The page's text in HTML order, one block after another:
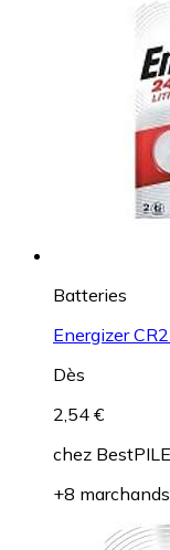
Batteries
Energizer
Dès
2,54 €
chez
+8 marchands